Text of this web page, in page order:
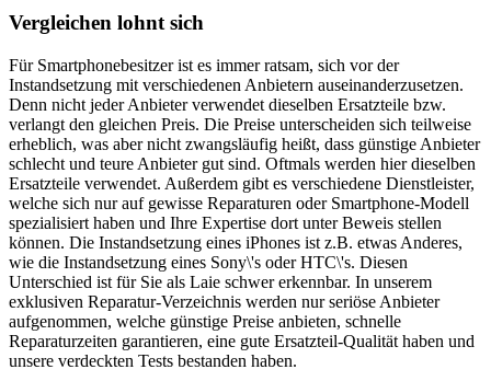
Vergleichen lohnt sich
Für Smartphonebesitzer ist es immer ratsam, sich vor der
Instandsetzung mit verschiedenen Anbietern auseinanderzusetzen.
Denn nicht jeder Anbieter verwendet dieselben Ersatzteile bzw.
verlangt den gleichen Preis. Die Preise unterscheiden sich teilweise
erheblich, was aber nicht zwangsläufig heißt, dass günstige Anbieter
schlecht und teure Anbieter gut sind. Oftmals werden hier dieselben
Ersatzteile verwendet. Außerdem gibt es verschiedene Dienstleister,
welche sich nur auf gewisse Reparaturen oder Smartphone-Modell
spezialisiert haben und Ihre Expertise dort unter Beweis stellen
können. Die Instandsetzung eines iPhones ist z.B. etwas Anderes,
wie die Instandsetzung eines Sony\'s oder HTC\'s. Diesen
Unterschied ist für Sie als Laie schwer erkennbar. In unserem
exklusiven Reparatur-Verzeichnis werden nur seriöse Anbieter
aufgenommen, welche günstige Preise anbieten, schnelle
Reparaturzeiten garantieren, eine gute Ersatzteil-Qualität haben und
unsere verdeckten Tests bestanden haben.